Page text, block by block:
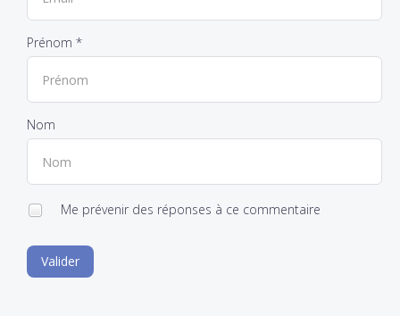
Prénom *
Nom
Me prévenir des réponses à ce commentaire
Valider